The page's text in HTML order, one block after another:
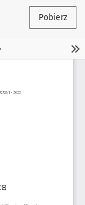
Pobierz